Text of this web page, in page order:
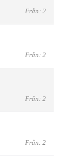
Från: 2
Från: 2
Från: 2
Från: 2